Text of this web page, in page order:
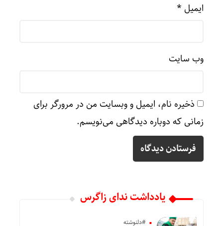
ایمیل *
وب‌ سایت
ذخیره نام، ایمیل و وبسایت من در مرورگر برای
زمانی که دوباره دیدگاهی می‌نویسم.
یادداشت ندای زاگرس
#دلنوشته